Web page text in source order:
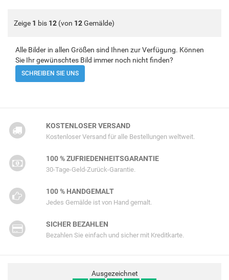
Zeige 1 bis 12 (von 12Gemälde)
Alle Bilder in allen Größen sind Ihnen zur Verfügung. Können
Sie Ihr gewünschtes Bild immer noch nicht finden?
SCHREIBEN SIE UNS
KOSTENLOSER VERSAND
Kostenloser Versand für alle Bestellungen weltweit.
100 % ZUFRIEDENHEITSGARANTIE
30-Tage-Geld-Zurück-Garantie.
100 % HANDGEMALT
Jedes Gemälde ist von Hand gemalt.
SICHER BEZAHLEN
Bezahlen Sie einfach und sicher mit Kreditkarte.
Ausgezeichnet